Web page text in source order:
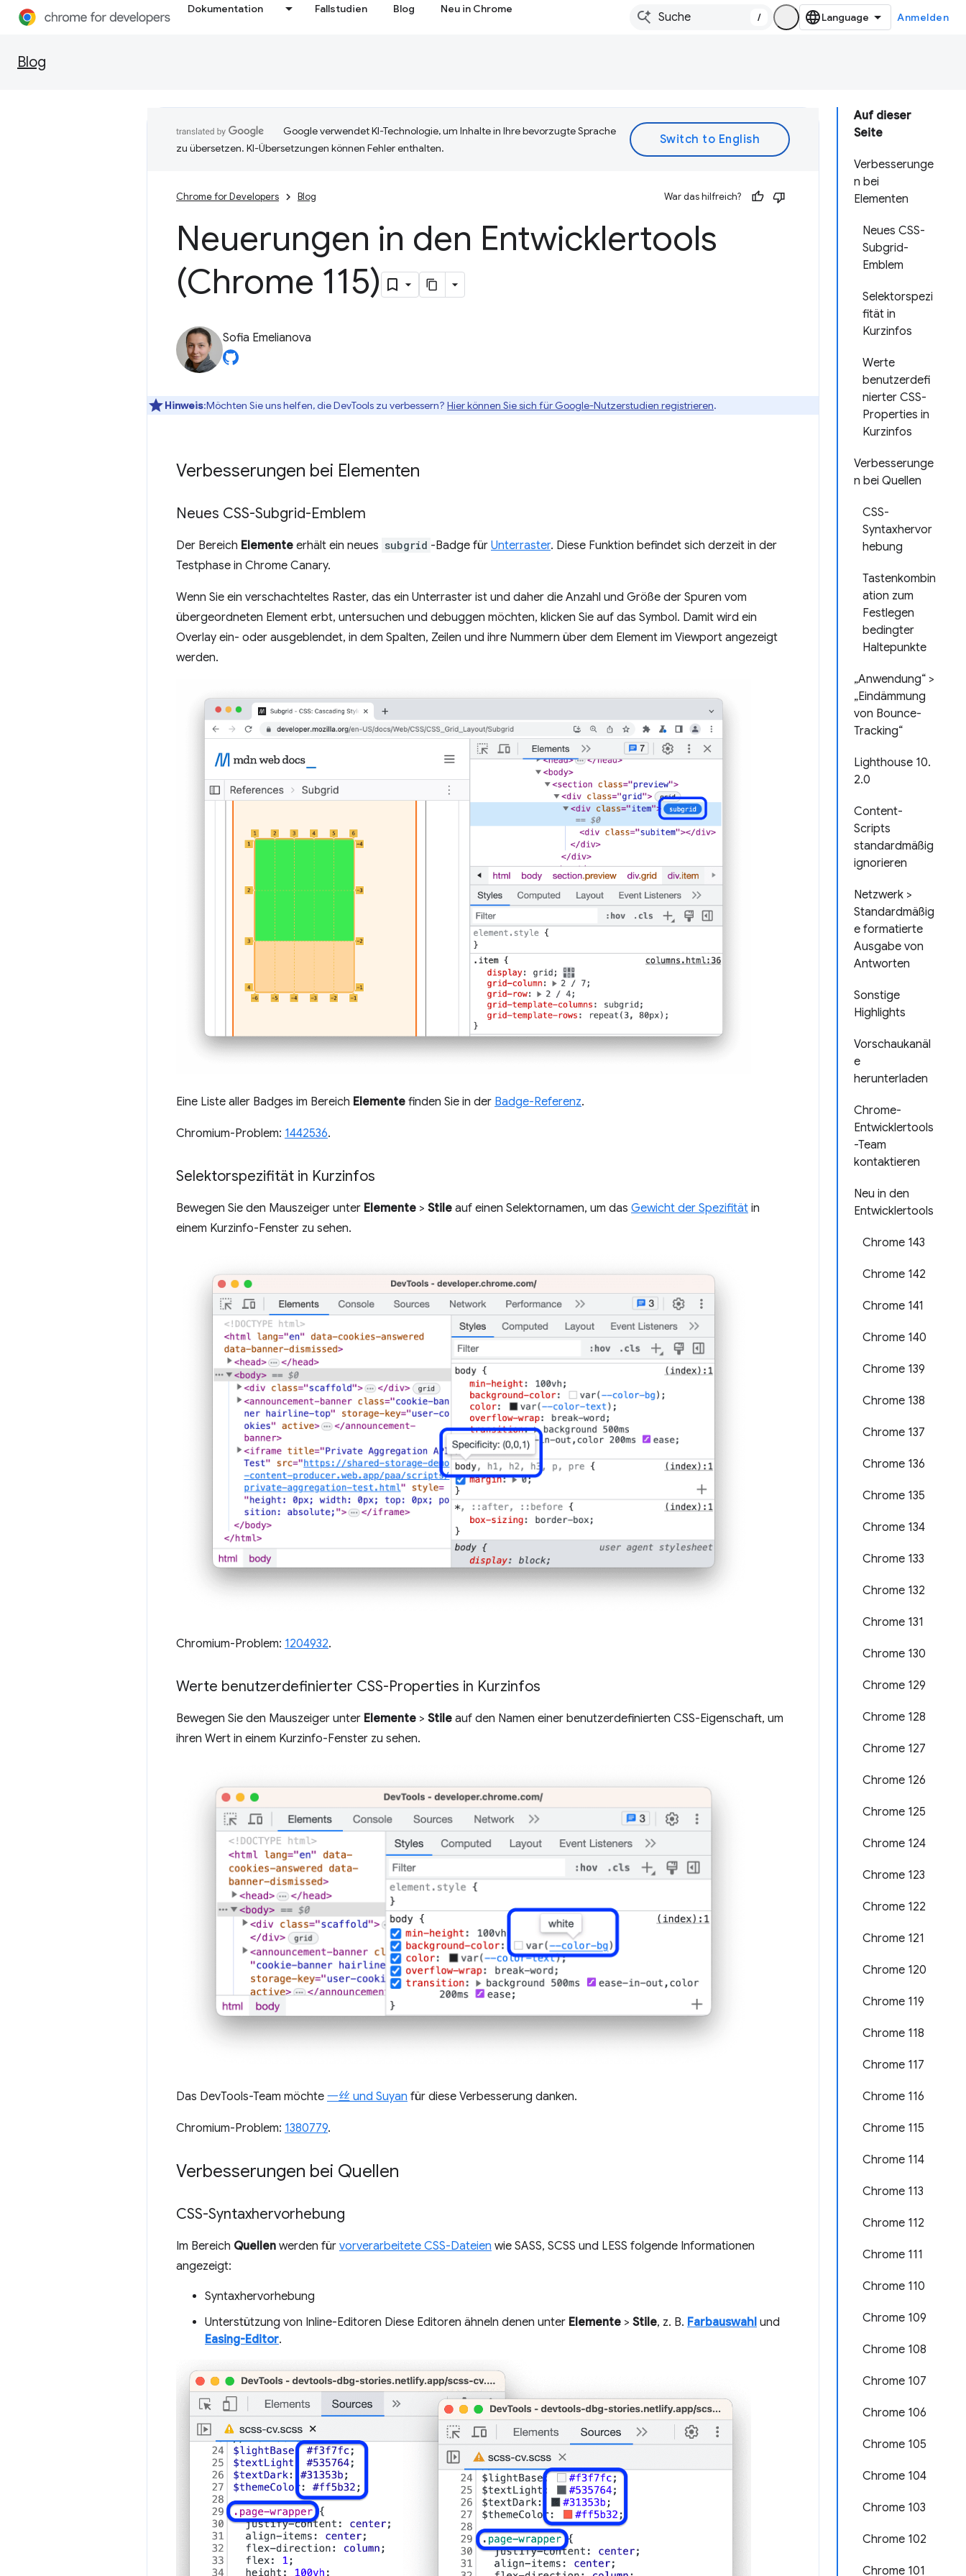
Dokumentation Fallstudien Blog Neu in Chrome
/ Anmelden
Blog
Auf dieser
Seite
Verbesserunge
n bei
Elementen
Neues CSS-
Subgrid-
Emblem
Selektorspezi
fität in
Kurzinfos
Werte
benutzerdefi
nierter CSS-
Properties in
Kurzinfos
Verbesserunge
n bei Quellen
CSS-
Syntaxhervor
hebung
Tastenkombin
ation zum
Festlegen
bedingter
Haltepunkte
„Anwendung“ >
„Eindämmung
von Bounce-
Tracking“
Lighthouse 10.
2.0
Content-
Scripts
standardmäßig
ignorieren
Netzwerk >
Standardmäßig
e formatierte
Ausgabe von
Antworten
Sonstige
Highlights
Vorschaukanäl
e
herunterladen
Chrome-
Entwicklertools
-Team
kontaktieren
Neu in den
Entwicklertools
Chrome 143
Chrome 142
Chrome 141
Chrome 140
Chrome 139
Chrome 138
Chrome 137
Chrome 136
Chrome 135
Chrome 134
Chrome 133
Chrome 132
Chrome 131
Chrome 130
Chrome 129
Chrome 128
Chrome 127
Chrome 126
Chrome 125
Chrome 124
Chrome 123
Chrome 122
Chrome 121
Chrome 120
Chrome 119
Chrome 118
Chrome 117
Chrome 116
Chrome 115
Chrome 114
Chrome 113
Chrome 112
Chrome 111
Chrome 110
Chrome 109
Chrome 108
Chrome 107
Chrome 106
Chrome 105
Chrome 104
Chrome 103
Chrome 102
Chrome 101
Google verwendet KI-Technologie, um Inhalte in Ihre bevorzugte Sprache
zu übersetzen. KI-Übersetzungen können Fehler enthalten.
Chrome for Developers Blog War das hilfreich?
Neuerungen in den Entwicklertools
(Chrome 115)
Sofia Emelianova
Hinweis:Möchten Sie uns helfen, die DevTools zu verbessern? Hier können Sie sich für Google-Nutzerstudien registrieren.
Verbesserungen bei Elementen
Neues CSS-Subgrid-Emblem
Der Bereich Elemente erhält ein neues subgrid -Badge für Unterraster. Diese Funktion befindet sich derzeit in der
Testphase in Chrome Canary.
Wenn Sie ein verschachteltes Raster, das ein Unterraster ist und daher die Anzahl und Größe der Spuren vom
übergeordneten Element erbt, untersuchen und debuggen möchten, klicken Sie auf das Symbol. Damit wird ein
Overlay ein- oder ausgeblendet, in dem Spalten, Zeilen und ihre Nummern über dem Element im Viewport angezeigt
werden.
Eine Liste aller Badges im Bereich Elemente finden Sie in der Badge-Referenz.
Chromium-Problem: 1442536.
Selektorspezifität in Kurzinfos
Bewegen Sie den Mauszeiger unter Elemente > Stile auf einen Selektornamen, um das Gewicht der Spezifität in
einem Kurzinfo-Fenster zu sehen.
Chromium-Problem: 1204932.
Werte benutzerdefinierter CSS-Properties in Kurzinfos
Bewegen Sie den Mauszeiger unter Elemente > Stile auf den Namen einer benutzerdefinierten CSS-Eigenschaft, um
ihren Wert in einem Kurzinfo-Fenster zu sehen.
Das DevTools-Team möchte 一丝 und Suyan für diese Verbesserung danken.
Chromium-Problem: 1380779.
Verbesserungen bei Quellen
CSS-Syntaxhervorhebung
Im Bereich Quellen werden für vorverarbeitete CSS-Dateien wie SASS, SCSS und LESS folgende Informationen
angezeigt:
Syntaxhervorhebung
Unterstützung von Inline-Editoren Diese Editoren ähneln denen unter Elemente > Stile, z. B. Farbauswahl und
Easing-Editor.